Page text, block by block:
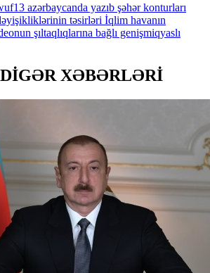
azərbaycanda yazıb şəhərkonturları
təsirləri İqlim havanın
şıltaqlıqlarına bağlı genişmiqyaslı
XƏBƏRLƏRİ